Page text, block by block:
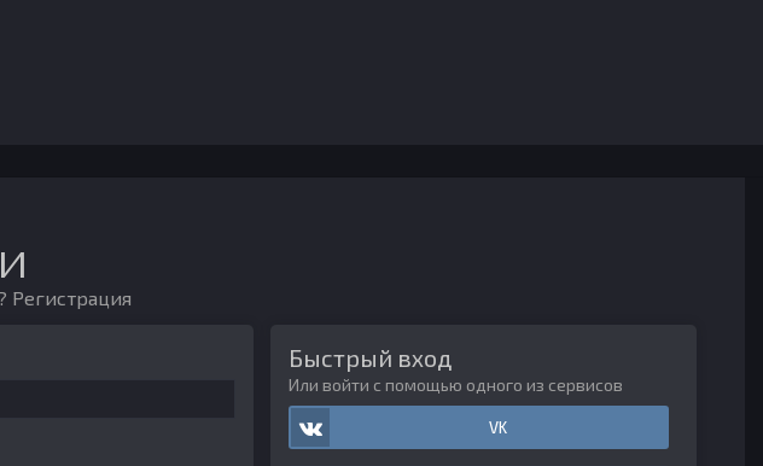
Регистрация
Быстрый вход
Или войти с помощью одного из сервисов
VK